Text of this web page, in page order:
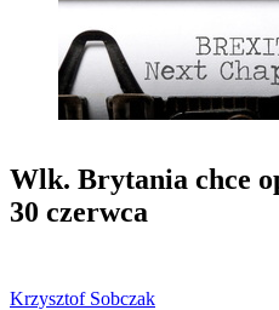
Wlk. Brytania chce
30 czerwca
Krzysztof Sobczak